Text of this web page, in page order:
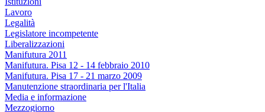
Lavoro
Legalità
Legislatore incompetente
Liberalizzazioni
Manifutura 2011
Manifutura. Pisa 12 - 14 febbraio 2010
Manifutura. Pisa 17 - 21 marzo 2009
Manutenzione straordinaria per l'Italia
Media e informazione
Mezzogiorno